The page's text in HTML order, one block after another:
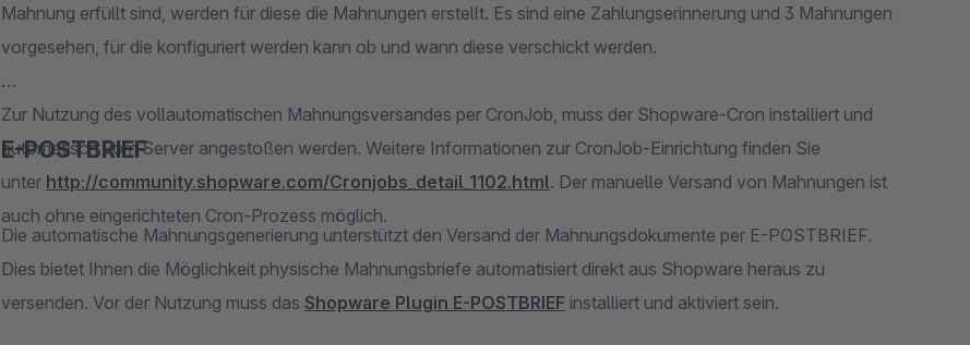
Mahnung erfüllt sind, werden für diese die Mahnungen erstellt. Es sind eine Zahlungserinnerung und 3 Mahnungen
vorgesehen, für die konfiguriert werden kann ob und wann diese verschickt werden.
Zur Nutzung des vollautomatischen Mahnungsversandes per CronJob, muss der Shopware-Cron installiert und
automatisch vom Server angestoßen werden. Weitere Informationen zur CronJob-Einrichtung finden Sie
unter http://community.shopware.com/Cronjobs_detail_1102.html. Der manuelle Versand von Mahnungen ist
auch ohne eingerichteten Cron-Prozess möglich.
E-POSTBRIEF
Die automatische Mahnungsgenerierung unterstützt den Versand der Mahnungsdokumente per E-POSTBRIEF.
Dies bietet Ihnen die Möglichkeit physische Mahnungsbriefe automatisiert direkt aus Shopware heraus zu
versenden. Vor der Nutzung muss das Shopware Plugin E-POSTBRIEF installiert und aktiviert sein.